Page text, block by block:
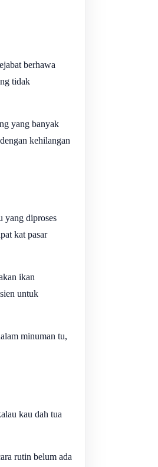
berhawa
tidak
yang banyak
kehilangan
yang diproses
kat pasar
ikan
untuk
minuman tu,
kau dah tua
rutin belum ada